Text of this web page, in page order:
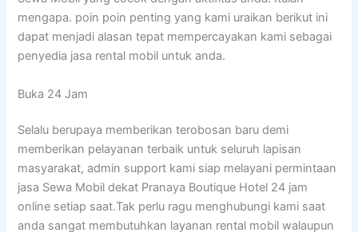
mengapa. poin poin penting yang kami uraikan berikut ini
dapat menjadi alasan tepat mempercayakan kami sebagai
penyedia jasa rental mobil untuk anda.
Buka 24 Jam
Selalu berupaya memberikan terobosan baru demi
memberikan pelayanan terbaik untuk seluruh lapisan
masyarakat, admin support kami siap melayani permintaan
jasa Sewa Mobil dekat Pranaya Boutique Hotel 24 jam
online setiap saat.Tak perlu ragu menghubungi kami saat
anda sangat membutuhkan layanan rental mobil walaupun